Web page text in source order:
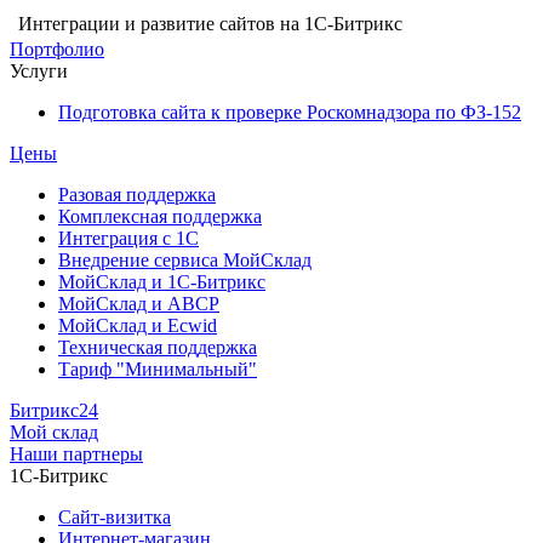
Интеграции и развитие сайтов на 1С-Битрикс
Портфолио
Услуги
Подготовка сайта к проверке Роскомнадзора по ФЗ-152
Цены
Разовая поддержка
Комплексная поддержка
Интеграция с 1С
Внедрение сервиса МойСклад
МойСклад и 1С-Битрикс
МойСклад и ABCP
МойСклад и Ecwid
Техническая поддержка
Тариф "Минимальный"
Битрикс24
Мой склад
Наши партнеры
1С-Битрикс
Сайт-визитка
Интернет-магазин